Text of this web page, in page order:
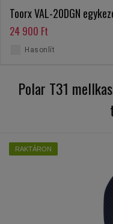
Toorx VAL-20DGN
24 900 Ft
Hasonlít
Polar T31
RAKTÁRON